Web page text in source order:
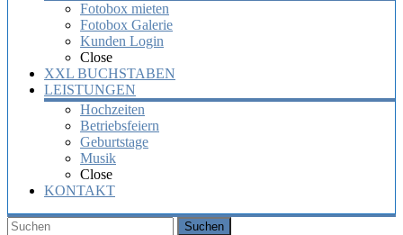
Fotobox mieten
Fotobox Galerie
Kunden Login
Close
XXL BUCHSTABEN
LEISTUNGEN
Hochzeiten
Betriebsfeiern
Geburtstage
Musik
Close
KONTAKT
Suchen